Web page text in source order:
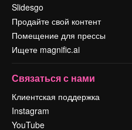
Slidesgo
Продайте свой контент
Помещение для прессы
Ищете magnific.ai
Связаться с нами
Клиентская поддержка
Instagram
YouTube